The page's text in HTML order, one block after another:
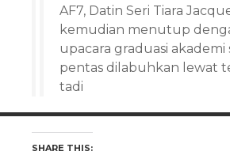
AF7, Datin Seri Tiara
kemudian menutup
upacara graduasi
pentas dilabuhkan lewat
tadi
SHARE THIS: